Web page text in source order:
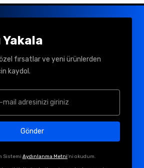
Yakala
fırsatlar ve yeni ürünlerden
kaydol.
Gönder
Sistemi Aydınlanma Metni'ni okudum.